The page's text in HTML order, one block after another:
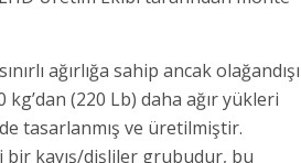
ağırlığa sahip ancak olağandışı
kg’dan (220 Lb) daha ağır yükleri
tasarlanmış ve üretilmiştir.
bir kayış/dişliler grubudur, bu